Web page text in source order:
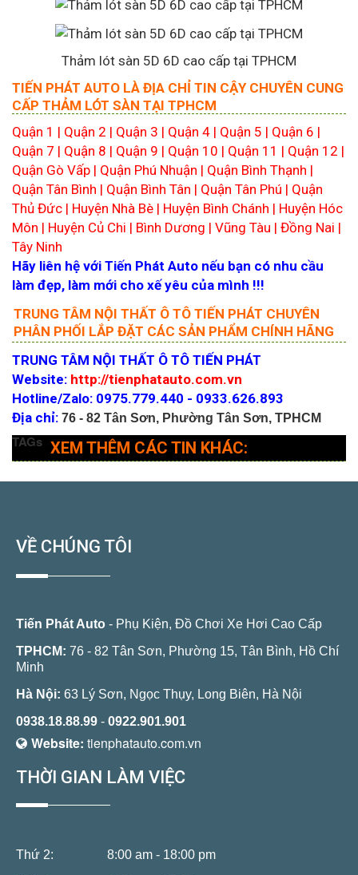
Thảm lót sàn 5D 6D cao cấp tại TPHCM
TIẾN PHÁT AUTO LÀ ĐỊA CHỈ TIN CẬY CHUYÊN CUNG
CẤP THẢM LÓT SÀN TẠI TPHCM
Quận 1 | Quận 2 | Quận 3 | Quận 4 | Quận 5 | Quận 6 |
Quận 7 | Quận 8 | Quận 9 | Quận 10 | Quận 11 | Quận 12 |
Quận Gò Vấp | Quận Phú Nhuận | Quận Bình Thạnh |
Quận Tân Bình | Quận Bình Tân | Quận Tân Phú | Quận
Thủ Đức | Huyện Nhà Bè | Huyện Bình Chánh | Huyện Hóc
Môn | Huyện Củ Chi | Bình Dương | Vũng Tàu | Đồng Nai |
Tây Ninh
Hãy liên hệ với Tiến Phát Auto nếu bạn có nhu cầu
làm đẹp, làm mới cho xế yêu của mình !!!
TRUNG TÂM NỘI THẤT Ô TÔ TIẾN PHÁT CHUYÊN
PHÂN PHỐI LẮP ĐẶT CÁC SẢN PHẨM CHÍNH HÃNG
TRUNG TÂM NỘI THẤT Ô TÔ TIẾN PHÁT
Website: http://tienphatauto.com.vn
Hotline/Zalo: 0975.779.440 - 0933.626.893
Địa chỉ: 76 - 82 Tân Sơn, Phường Tân Sơn, TPHCM
TAGs XEM THÊM CÁC TIN KHÁC:
VỀ CHÚNG TÔI
Tiến Phát Auto - Phụ Kiện, Đồ Chơi Xe Hơi Cao Cấp
TPHCM: 76 - 82 Tân Sơn, Phường 15, Tân Bình, Hồ Chí
Minh
Hà Nội: 63 Lý Sơn, Ngọc Thụy, Long Biên, Hà Nội
0938.18.88.99 - 0922.901.901
Website: tienphatauto.com.vn
THỜI GIAN LÀM VIỆC
Thứ 2: 8:00 am - 18:00 pm